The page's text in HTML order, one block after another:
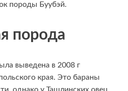
породы Буубэй.
порода
выведена в 2008 г
края. Это бараны
однако у Ташлинских овец